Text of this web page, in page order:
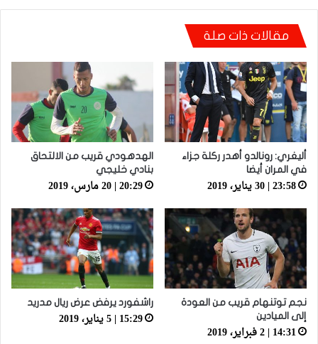
صورة.. الجامعة تكشف عن برنامج مباريات دور
مقالات ذات صلة
أليغري: رونالدو أهدر ركلة جزاء
في المران أيضا
23:58 | 30 يناير، 2019
الهدهودي قريب من الالتحاق
بنادي خليجي
20:29 | 20 مارس، 2019
نجم توتنهام قريب من العودة
إلى الميادين
14:31 | 2 فبراير، 2019
راشفورد يرفض عرض ريال مدريد
15:29 | 5 يناير، 2019